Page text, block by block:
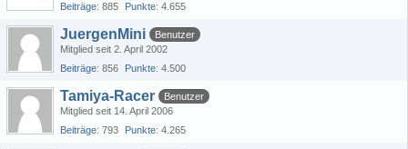
Beiträge 885 Punkte 4.655
JuergenMini
Benutzer
Mitglied seit 2. April 2002
Beiträge 856 Punkte 4.500
Tamiya-Racer
Benutzer
Mitglied seit 14. April 2006
Beiträge 793 Punkte 4.265